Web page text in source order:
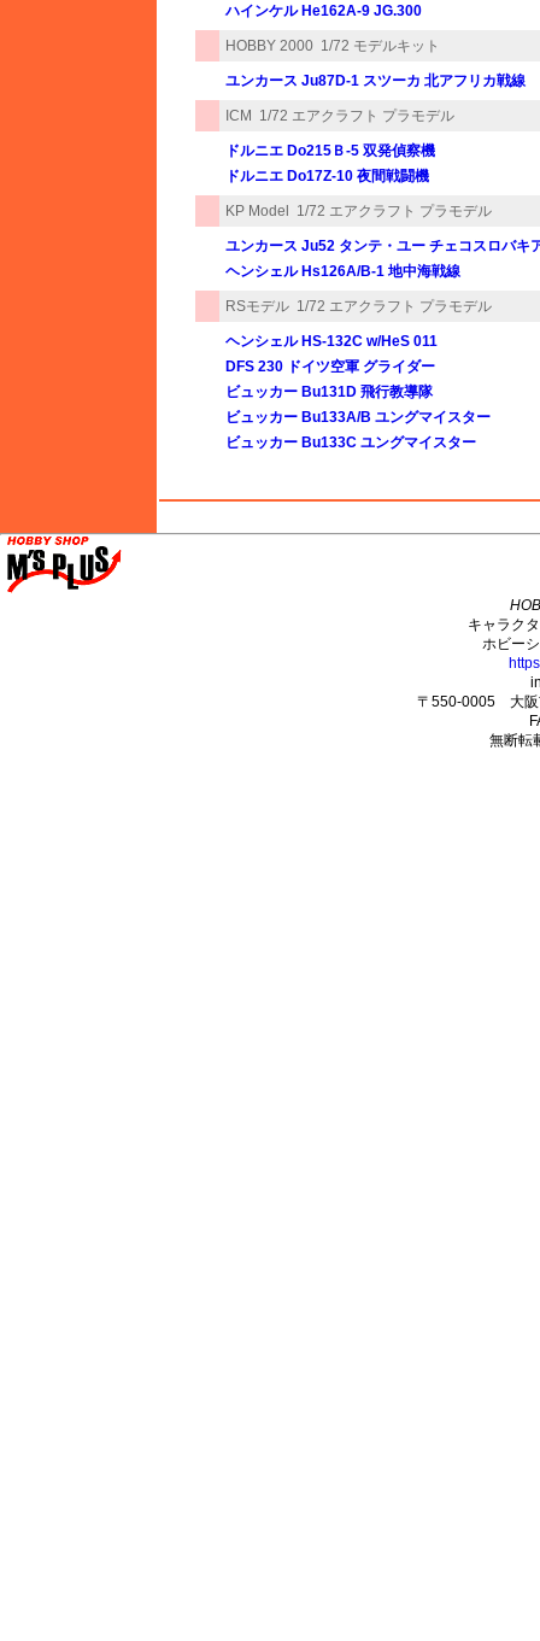
ハインケル He162A-9 JG.300
HOBBY 2000 1/72 モデルキット
ユンカース Ju87D-1 スツーカ 北アフリカ戦線
ICM 1/72 エアクラフト プラモデル
ドルニエ Do215Ｂ-5 双発偵察機
ドルニエ Do17Z-10 夜間戦闘機
KP Model 1/72 エアクラフト プラモデル
ユンカース Ju52 タンテ・ユー チェコスロバキ
ヘンシェル Hs126A/B-1 地中海戦線
RSモデル 1/72 エアクラフト プラモデル
ヘンシェル HS-132C w/HeS 011
DFS 230 ドイツ空軍 グライダー
ビュッカー Bu131D 飛行教導隊
ビュッカー Bu133A/B ユングマイスター
ビュッカー Bu133C ユングマイスター
キャラク
ホビー
〒550-0005 大阪
無断転